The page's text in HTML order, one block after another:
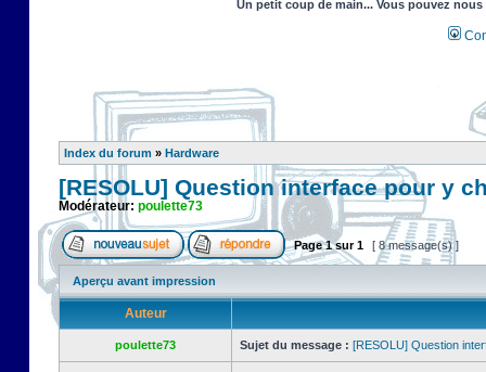
Un petit coup de main... Vous pouvez
Index du forum » Hardware
[RESOLU] Question interface pour y
Modérateur: poulette73
Page1sur1 [ 8 message(s) ]
Aperçu avant impression
Auteur
poulette73 Sujet du message : [RESOLU] Question